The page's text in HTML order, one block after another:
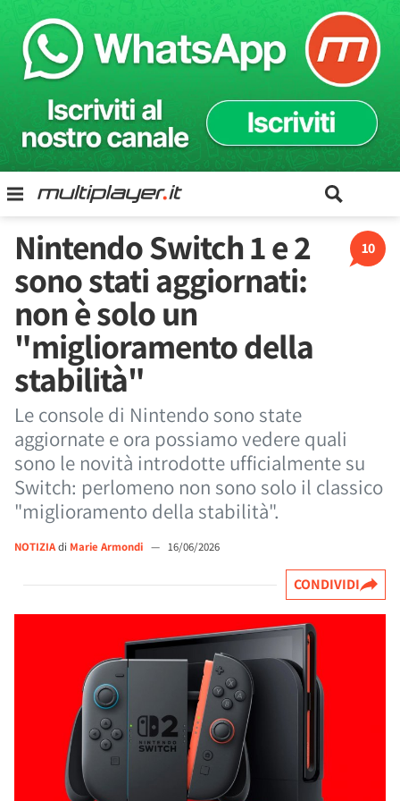
10
Nintendo Switch 1 e 2
sono stati aggiornati:
non è solo un
"miglioramento della
stabilità"
Le console di Nintendo sono state
aggiornate e ora possiamo vedere quali
sono le novità introdotte ufficialmente su
Switch: perlomeno non sono solo il classico
"miglioramento della stabilità".
NOTIZIAdi Marie Armondi — 16/06/2026
CONDIVIDI